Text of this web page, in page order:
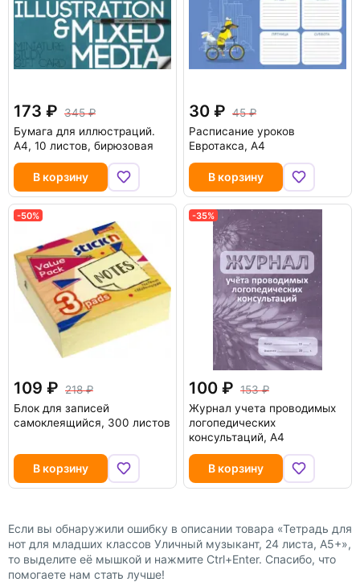
173
345
Бумага для иллюстраций.
А4, 10 листов, бирюзовая
В корзину
30
45
Расписание уроков
Евротакса, А4
В корзину
-50%
109
218
Блок для записей
самоклеящийся, 300 листов
В корзину
-35%
100
153
Журнал учета проводимых
логопедических
консультаций, А4
В корзину
Если вы обнаружили ошибку в описании товара «Тетрадь для
нот для младших классов Уличный музыкант, 24 листа, А5+»,
то выделите её мышкой и нажмите Ctrl+Enter. Спасибо, что
помогаете нам стать лучше!